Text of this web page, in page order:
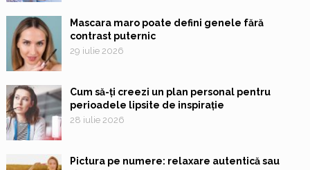
Mascara maro poate defini genele fără
contrast puternic
29 iulie 2026
Cum să-ți creezi un plan personal pentru
perioadele lipsite de inspirație
28 iulie 2026
Pictura pe numere: relaxare autentică sau